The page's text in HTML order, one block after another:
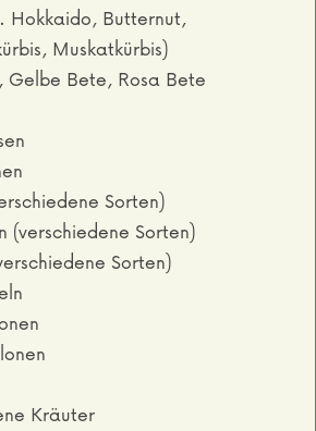
Hokkaido, Butternut,
Muskatkürbis)
Gelbe Bete, Rosa Bete
Sorten)
(verschiedene Sorten)
Sorten)
Kräuter